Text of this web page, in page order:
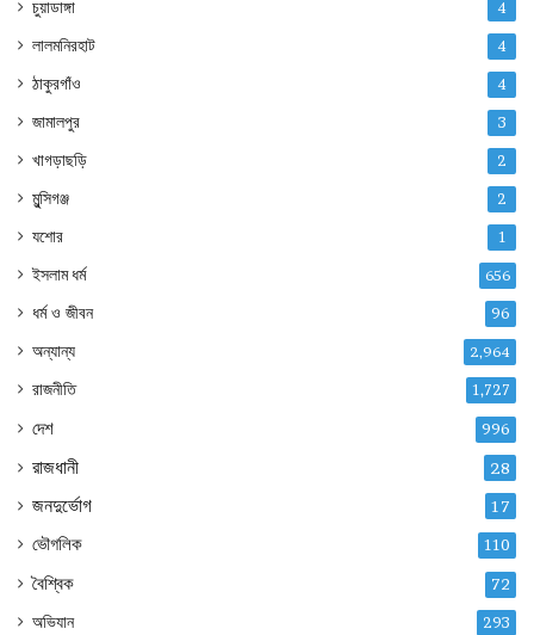
চুয়াডাঙ্গা 4
লালমনিরহাট 4
ঠাকুরগাঁও 4
জামালপুর 3
খাগড়াছড়ি 2
মুন্সিগঞ্জ 2
যশোর 1
ইসলাম ধর্ম 656
ধর্ম ও জীবন 96
অন্যান্য 2,964
রাজনীতি 1,727
দেশ 996
রাজধানী 28
জনদুর্ভোগ 17
ভৌগলিক 110
বৈশ্বিক 72
অভিযান 293